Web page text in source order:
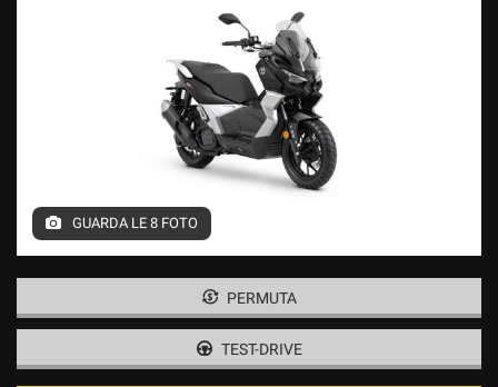
GUARDA LE 8 FOTO
PERMUTA
TEST-DRIVE